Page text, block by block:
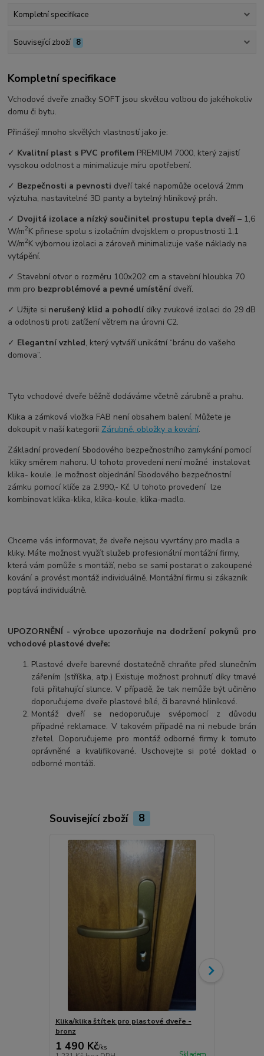
Kompletní specifikace
Související zboží 8
Kompletní specifikace
Vchodové dveře značky SOFT jsou skvělou volbou do jakéhokoliv
domu či bytu.
Přinášejí mnoho skvělých vlastností jako je:
✓ Kvalitní plast s PVC profilem PREMIUM 7000, který zajistí
vysokou odolnost a minimalizuje míru opotřebení.
✓ Bezpečnosti a pevnosti dveří také napomůže ocelová 2mm
výztuha, nastavitelné 3D panty a bytelný hliníkový práh.
✓ Dvojitá izolace a nízký součinitel prostupu tepla dveří –⁠ 1,6
W/m2K přinese spolu s izolačním dvojsklem o propustnosti 1,1
W/m2K výbornou izolaci a zároveň minimalizuje vaše náklady na
vytápění.
✓ Stavební otvor o rozměru 100x202 cm a stavební hloubka 70
mm pro bezproblémové a pevné umístění dveří.
✓ Užijte si nerušený klid a pohodlí díky zvukové izolaci do 29 dB
a odolnosti proti zatížení větrem na úrovni C2.
✓ Elegantní vzhled, který vytváří unikátní “bránu do vašeho
domova”.
Tyto vchodové dveře běžně dodáváme včetně zárubně a prahu.
Klika a zámková vložka FAB není obsahem balení. Můžete je
dokoupit v naší kategorii Zárubně, obložky a kování.
Základní provedení 5bodového bezpečnostního zamykání pomocí
kliky směrem nahoru. U tohoto provedení není možné instalovat
klika- koule. Je možnost objednání 5bodového bezpečnostní
zámku pomocí klíče za 2.990,- Kč. U tohoto provedení lze
kombinovat klika-klika, klika-koule, klika-madlo.
Chceme vás informovat, že dveře nejsou vyvrtány pro madla a
kliky. Máte možnost využít služeb profesionální montážní firmy,
která vám pomůže s montáží, nebo se sami postarat o zakoupené
kování a provést montáž individuálně. Montážní firmu si zákazník
poptává individuálně.
UPOZORNĚNÍ - výrobce upozorňuje na dodržení pokynů pro
vchodové plastové dveře:
Plastové dveře barevné dostatečně chraňte před slunečním
zářením (stříška, atp.) Existuje možnost prohnutí díky tmavé
folii přitahující slunce. V případě, že tak nemůže být učiněno
doporučujeme dveře plastové bílé, či barevné hliníkové.
Montáž dveří se nedoporučuje svépomocí z důvodu
případné reklamace. V takovém případě na ni nebude brán
zřetel. Doporučujeme pro montáž odborné firmy k tomuto
oprávněné a kvalifikované. Uschovejte si poté doklad o
odborné montáži.
Související zboží 8
Klika/klika štítek pro plastové dveře -
bronz
1 490 Kč/ks